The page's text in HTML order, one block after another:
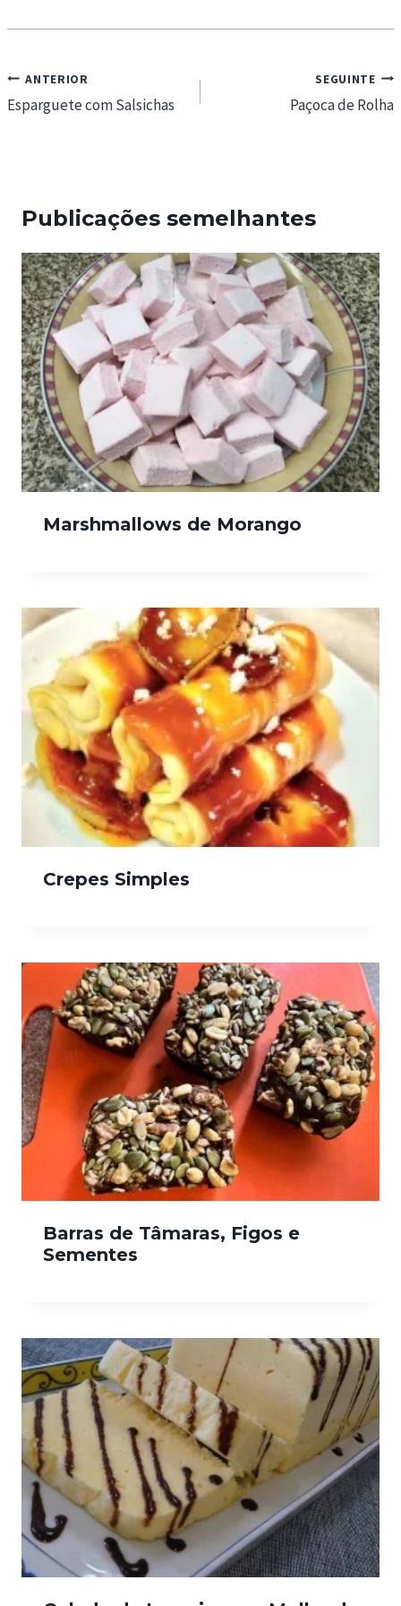
Navegação
de
ANTERIOR
Esparguete com Salsichas
SEGUINTE
Paçoca de Rolha
Publicações semelhantes
Marshmallows de Morango
Crepes Simples
Barras de Tâmaras, Figos e
Sementes